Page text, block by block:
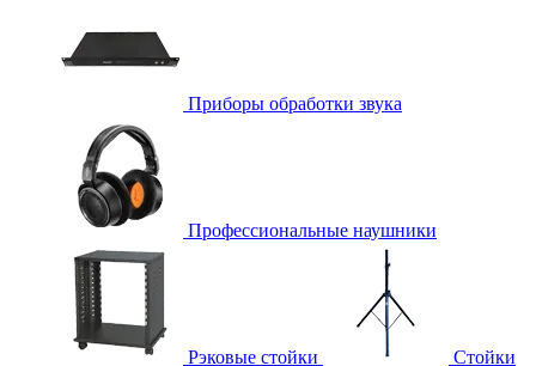
Приборы обработки звука
Профессиональные наушники
Рэковые стойки Стойки